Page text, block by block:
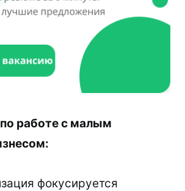
работе с малым
фокусируется